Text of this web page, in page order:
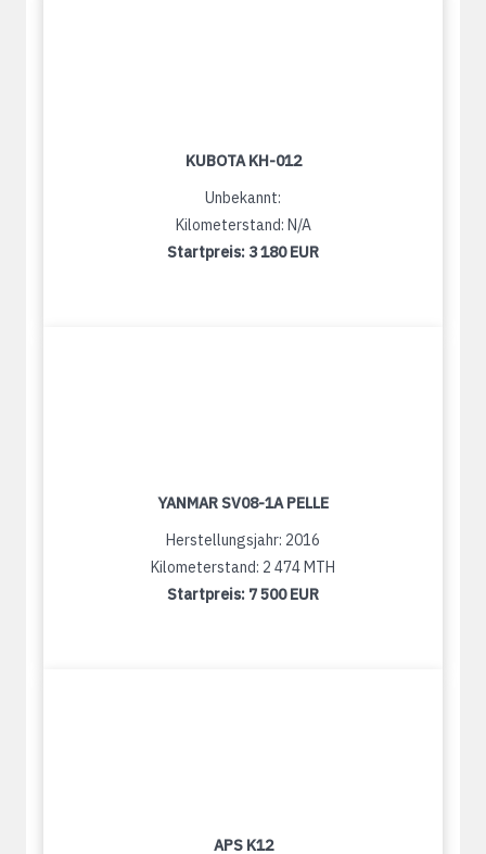
KUBOTA KH-012
Unbekannt:
Kilometerstand: N/A
Startpreis: 3 180 EUR
YANMAR SV08-1A PELLE
Herstellungsjahr: 2016
Kilometerstand: 2 474 MTH
Startpreis: 7 500 EUR
APS K12